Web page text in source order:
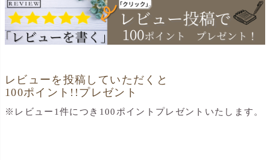
レビューを投稿していただくと
100ポイント!!プレゼント
※レビュー1件につき100ポイントプレゼントいたします。